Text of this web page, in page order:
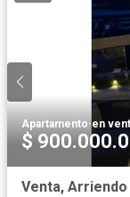
Apartamento·en
$